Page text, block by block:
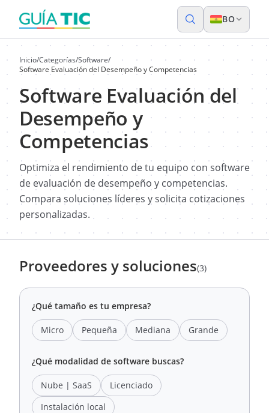
BO
Inicio/Categorías/Software/
Software Evaluación del Desempeño y Competencias
Software Evaluación del
Desempeño y
Competencias
Optimiza el rendimiento de tu equipo con software
de evaluación de desempeño y competencias.
Compara soluciones líderes y solicita cotizaciones
personalizadas.
Proveedores y soluciones(3)
¿Qué tamaño es tu empresa?
Micro Pequeña Mediana Grande
¿Qué modalidad de software buscas?
Nube | SaaS
Licenciado
Instalación local